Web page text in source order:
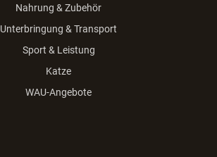
Nahrung & Zubehör
Unterbringung & Transport
Sport & Leistung
Katze
WAU-Angebote